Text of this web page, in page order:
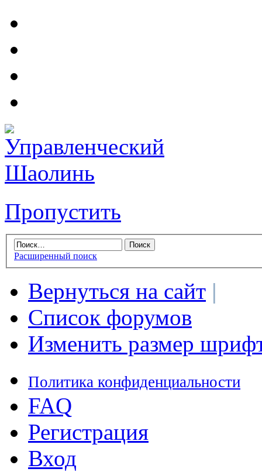
Пропустить
Расширенный поиск
Вернуться на сайт |
Список форумов
Изменить размер
Политика конфиденциальности
FAQ
Регистрация
Вход